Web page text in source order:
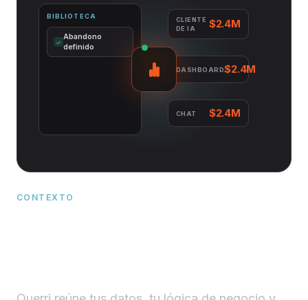
CHAT $2.4M
DASHBOARD$2.4M
CLIENTE
DE IA
$2.4M
BIBLIOTECA
✓
Abandono
definido
CONTEXTO